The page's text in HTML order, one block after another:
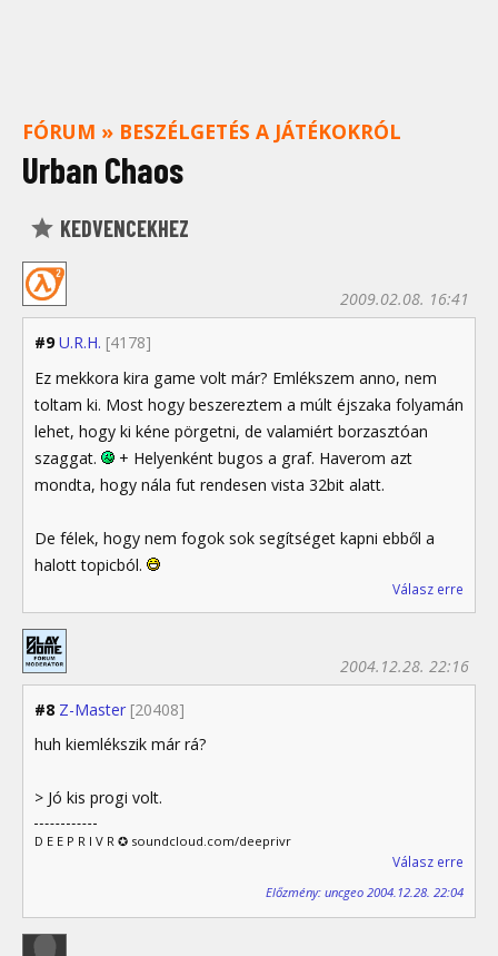
FÓRUM » BESZÉLGETÉS A JÁTÉKOKRÓL
Urban Chaos
KEDVENCEKHEZ
#9 U.R.H. [4178]
2009.02.08. 16:41
Ez mekkora kira game volt már? Emlékszem anno, nem
toltam ki. Most hogy beszereztem a múlt éjszaka folyamán
lehet, hogy ki kéne pörgetni, de valamiért borzasztóan
szaggat.
+ Helyenként bugos a graf. Haverom azt
mondta, hogy nála fut rendesen vista 32bit alatt.
De félek, hogy nem fogok sok segítséget kapni ebből a
halott topicból.
Válasz erre
#8 Z-Master [20408]
2004.12.28. 22:16
huh kiemlékszik már rá?
> Jó kis progi volt.
D E E P R I V R ✪ soundcloud.com/deeprivr
Válasz erre
Előzmény: uncgeo 2004.12.28. 22:04